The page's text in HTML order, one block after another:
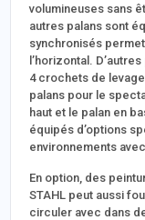
volumineuses sans
autres palans sont
synchronisés
l’horizontal.
4 crochets de
palans pour le
haut et le palan en
équipés d’options
environnements
En option, des
STAHL peut aussi
circuler avec dans